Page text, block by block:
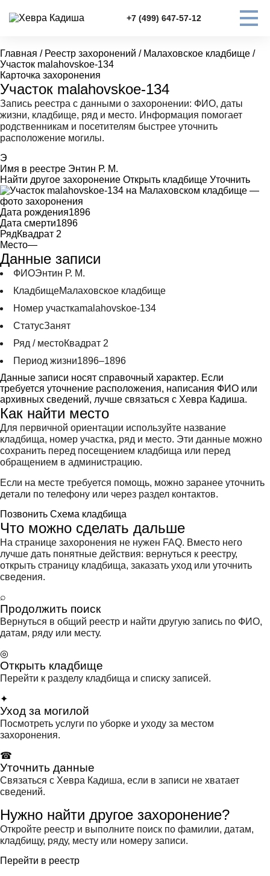
+7 (499) 647-57-12
Главная / Реестр захоронений / Малаховское кладбище /
Участок malahovskoe-134
Карточка захоронения
Участок malahovskoe-134
Запись реестра с данными о захоронении: ФИО, даты
жизни, кладбище, ряд и место. Информация помогает
родственникам и посетителям быстрее уточнить
расположение могилы.
Э
Имя в реестре Энтин Р. М.
Найти другое захоронение Открыть кладбище Уточнить
Дата рождения1896
Дата смерти1896
РядКвадрат 2
Место—
Данные записи
ФИОЭнтин Р. М.
КладбищеМалаховское кладбище
Номер участкаmalahovskoe-134
СтатусЗанят
Ряд / местоКвадрат 2
Период жизни1896–1896
Данные записи носят справочный характер. Если
требуется уточнение расположения, написания ФИО или
архивных сведений, лучше связаться с Хевра Кадиша.
Как найти место
Для первичной ориентации используйте название
кладбища, номер участка, ряд и место. Эти данные можно
сохранить перед посещением кладбища или перед
обращением в администрацию.
Если на месте требуется помощь, можно заранее уточнить
детали по телефону или через раздел контактов.
Позвонить Схема кладбища
Что можно сделать дальше
На странице захоронения не нужен FAQ. Вместо него
лучше дать понятные действия: вернуться к реестру,
открыть страницу кладбища, заказать уход или уточнить
сведения.
⌕
Продолжить поиск
Вернуться в общий реестр и найти другую запись по ФИО,
датам, ряду или месту.
◎
Открыть кладбище
Перейти к разделу кладбища и списку записей.
✦
Уход за могилой
Посмотреть услуги по уборке и уходу за местом
захоронения.
☎
Уточнить данные
Связаться с Хевра Кадиша, если в записи не хватает
сведений.
Нужно найти другое захоронение?
Откройте реестр и выполните поиск по фамилии, датам,
кладбищу, ряду, месту или номеру записи.
Перейти в реестр